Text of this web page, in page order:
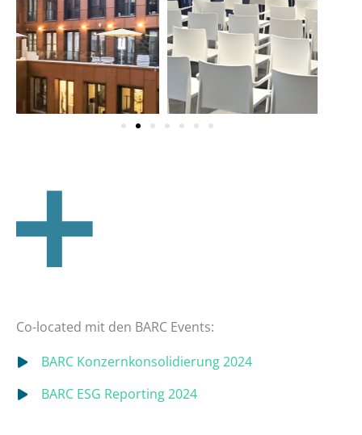
Co-located mit den BARC Events:
BARC Konzernkonsolidierung 2024
BARC ESG Reporting 2024